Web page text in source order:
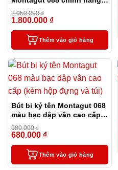
màu xanh navy tặng kèm 3
ngòi, túi và hộp
2.050.000₫
1.800.000 ₫
Thêm vào giỏ hàng
Bút bi ký tên Montagut 068
màu bạc dập vân cao cấp
(kèm hộp đựng và túi)
980.000₫
680.000 ₫
Thêm vào giỏ hàng